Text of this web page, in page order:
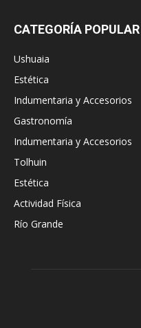
CATEGORÍA POPULAR
Ushuaia
Estética
Indumentaria y Accesorios
Gastronomía
Indumentaria y Accesorios
Tolhuin
Estética
Actividad Física
Río Grande